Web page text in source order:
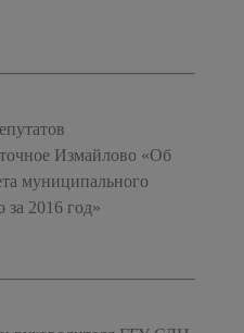
Измайлово «Об
муниципального
за 2016 год»